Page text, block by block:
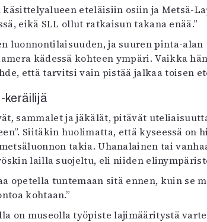
eteläisiin osiin ja Metsä-
eikä SLL ollut ratkaisun takana enää.”
ja suuren pinta-alan
kädessä kohteen ympäri. Vaikka
että tarvitsi vain pistää jalkaa toisen
keräilijä
sammalet ja jäkälät, pitävät
Siitäkin huolimatta, että kyseessä on
takia. Uhanalainen tai
lailla suojeltu, eli niiden
tuntemaan sitä ennen, kuin se
kohtaan.”
on museolla työpiste lajimääritystä